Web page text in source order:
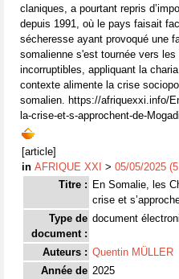
claniques, a pourtant repris
depuis 1991, où le pays faisait
sécheresse ayant provoqué une
somalienne s'est tournée vers
incorruptibles, appliquant la
contexte alimente la crise
somalien. https://afriquexxi.info/
la-crise-et-s-approchent-de-
[article]
in AFRIQUE XXI > 05/05/2025
Titre : En Somalie, les
crise et
Type de
document :
document
Auteurs : Quentin MÜLLER
Année de 2025